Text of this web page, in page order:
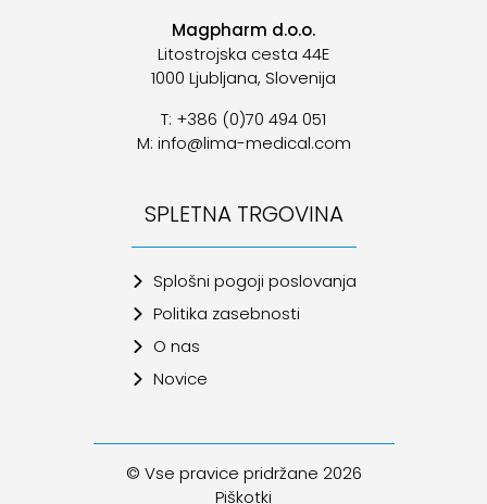
Magpharm d.o.o.
Litostrojska cesta 44E
1000 Ljubljana, Slovenija
T: +386 (0)70 494 051
M: info@lima-medical.com
SPLETNA TRGOVINA
Splošni pogoji poslovanja
Politika zasebnosti
O nas
Novice
© Vse pravice pridržane 2026
Piškotki